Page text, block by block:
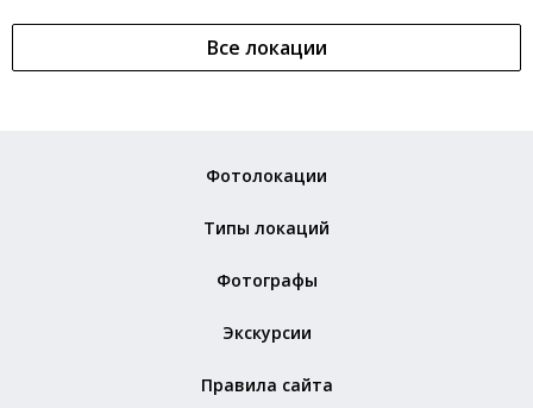
Все локации
Фотолокации
Типы локаций
Фотографы
Экскурсии
Правила сайта